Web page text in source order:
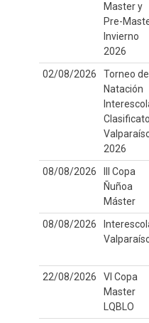
Master y
Pre-
Invierno
2026
02/08/2026
Torneo de
Natación
2026
08/08/2026
III Copa
Ñuñoa
Máster
08/08/2026
22/08/2026
VI Copa
Master
LQBLO